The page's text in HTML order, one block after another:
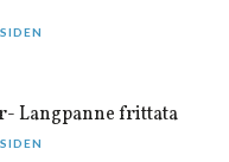
Langpanne frittata